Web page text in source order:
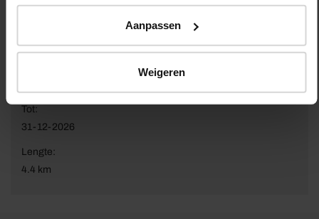
Aanpassen
Weigeren
Tot:
31-12-2026
Lengte:
4.4 km